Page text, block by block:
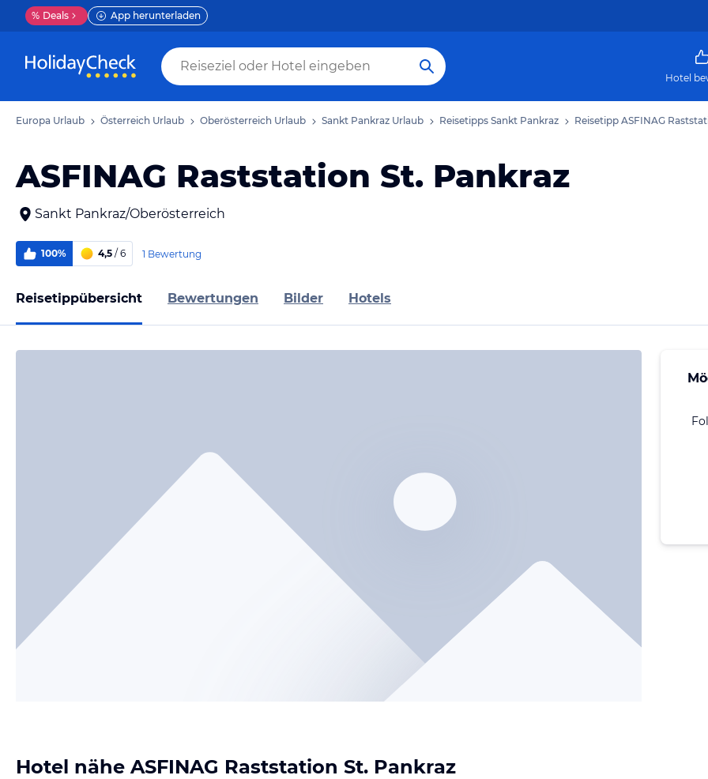
% Deals App herunterladen
Hotel
Europa Urlaub Österreich Urlaub Oberösterreich Urlaub Sankt Pankraz Urlaub Reisetipps Sankt Pankraz Reisetipp ASFINAG
ASFINAG Raststation St. Pankraz
Sankt Pankraz/Oberösterreich
100% 4,5 / 6 1 Bewertung
Reisetippübersicht Bewertungen Bilder Hotels
Hotel nähe ASFINAG Raststation St. Pankraz